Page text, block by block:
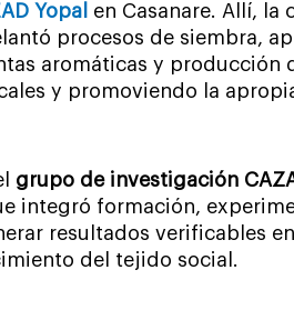
Yopal
en Casanare. Allí,
procesos de siembra,
aromáticas y producción
y promoviendo la
grupo de investigación
integró formación,
resultados verificables
del tejido social.